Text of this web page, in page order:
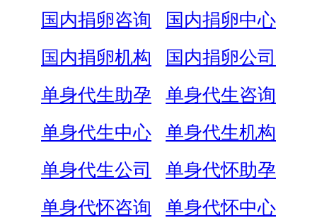
国内捐卵咨询
国内捐卵中心
国内捐卵机构
国内捐卵公司
单身代生助孕
单身代生咨询
单身代生中心
单身代生机构
单身代生公司
单身代怀助孕
单身代怀咨询
单身代怀中心